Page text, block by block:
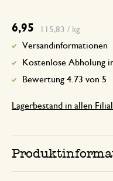
6,95 115,83 / kg
Versandinformationen
Kostenlose Abholung
Bewertung 4.73 von 5
Lagerbestand in allen